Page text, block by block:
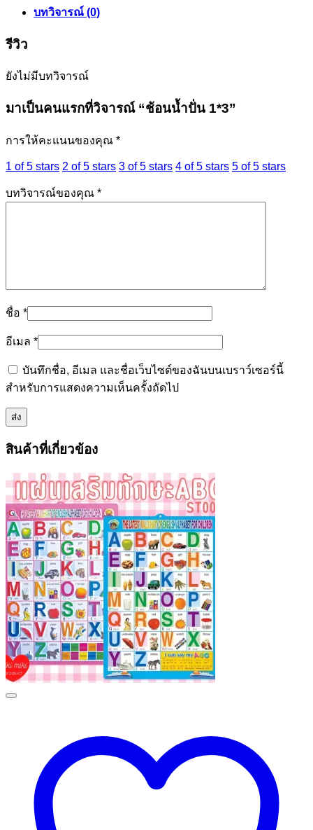
บทวิจารณ์ (0)
รีวิว
ยังไม่มีบทวิจารณ์
มาเป็นคนแรกที่วิจารณ์ “ช้อนน้ำปั่น 1*3”
การให้คะแนนของคุณ *
1 of 5 stars 2 of 5 stars 3 of 5 stars 4 of 5 stars 5 of 5 stars
บทวิจารณ์ของคุณ *
ชื่อ *
อีเมล *
บันทึกชื่อ, อีเมล และชื่อเว็บไซต์ของฉันบนเบราว์เซอร์นี้
สำหรับการแสดงความเห็นครั้งถัดไป
สินค้าที่เกี่ยวข้อง